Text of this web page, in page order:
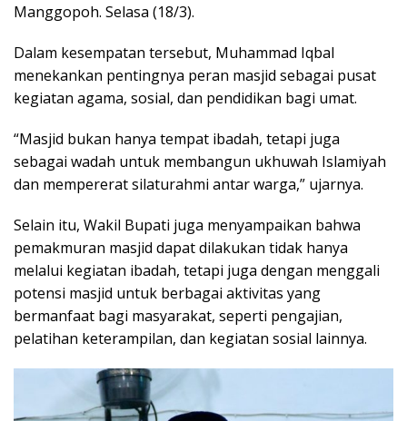
Manggopoh. Selasa (18/3).
Dalam kesempatan tersebut, Muhammad Iqbal
menekankan pentingnya peran masjid sebagai pusat
kegiatan agama, sosial, dan pendidikan bagi umat.
“Masjid bukan hanya tempat ibadah, tetapi juga
sebagai wadah untuk membangun ukhuwah Islamiyah
dan mempererat silaturahmi antar warga,” ujarnya.
Selain itu, Wakil Bupati juga menyampaikan bahwa
pemakmuran masjid dapat dilakukan tidak hanya
melalui kegiatan ibadah, tetapi juga dengan menggali
potensi masjid untuk berbagai aktivitas yang
bermanfaat bagi masyarakat, seperti pengajian,
pelatihan keterampilan, dan kegiatan sosial lainnya.